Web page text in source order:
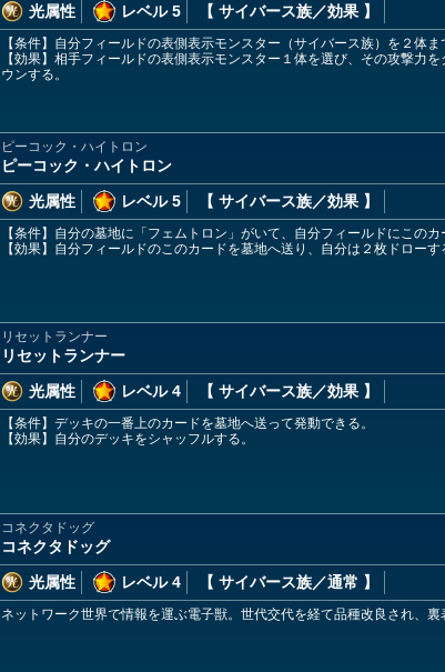
光属性
レベル 5 【 サイバース族／効果 】
【条件】自分フィールドの表側表示モンスター（サイバース族）を２体ま
【効果】相手フィールドの表側表示モンスター１体を選び、その攻撃力
ウンする。
ピーコック・ハイトロン
ピーコック・ハイトロン
光属性
レベル 5 【 サイバース族／効果 】
【条件】自分の墓地に「フェムトロン」がいて、自分フィールドにこの
【効果】自分フィールドのこのカードを墓地へ送り、自分は２枚ドロー
リセットランナー
リセットランナー
光属性
レベル 4 【 サイバース族／効果 】
【条件】デッキの一番上のカードを墓地へ送って発動できる。
【効果】自分のデッキをシャッフルする。
コネクタドッグ
コネクタドッグ
光属性
レベル 4 【 サイバース族／通常 】
ネットワーク世界で情報を運ぶ電子獣。世代交代を経て品種改良され、裏